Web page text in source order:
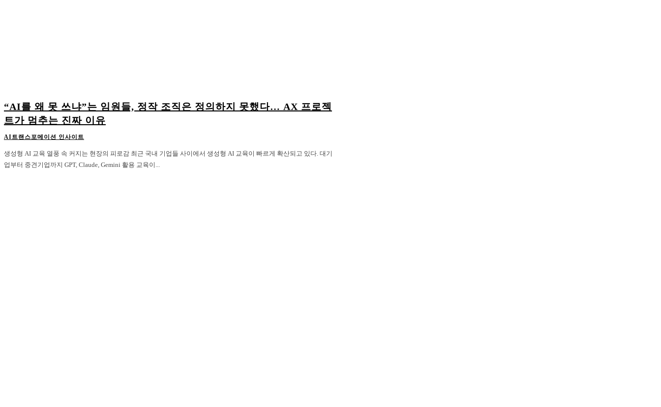
“AI를 왜 못 쓰냐”는 임원들, 정작 조직은 정의하지 못했다… AX 프로젝
트가 멈추는 진짜 이유
AI트랜스포메이션 인사이트
생성형 AI 교육 열풍 속 커지는 현장의 피로감 최근 국내 기업들 사이에서 생성형 AI 교육이 빠르게 확산되고 있다. 대기
업부터 중견기업까지 GPT, Claude, Gemini 활용 교육이...